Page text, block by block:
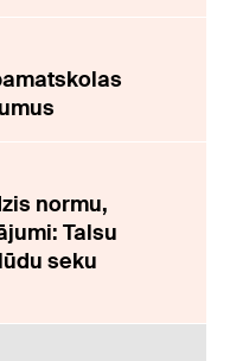
normu,
Talsu
seku